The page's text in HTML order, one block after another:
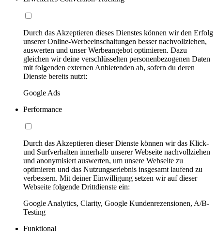
Durch das Akzeptieren dieses Dienstes können wir den Erfolg
unserer Online-Werbeeinschaltungen besser nachvollziehen,
auswerten und unser Werbeangebot optimieren. Dazu
gleichen wir deine verschlüsselten personenbezogenen Daten
mit folgenden externen Anbietenden ab, sofern du deren
Dienste bereits nutzt:
Google Ads
Performance
Durch das Akzeptieren dieser Dienste können wir das Klick-
und Surfverhalten innerhalb unserer Webseite nachvollziehen
und anonymisiert auswerten, um unsere Webseite zu
optimieren und das Nutzungserlebnis insgesamt laufend zu
verbessern. Mit deiner Einwilligung setzen wir auf dieser
Webseite folgende Drittdienste ein:
Google Analytics, Clarity, Google Kundenrezensionen, A/B-
Testing
Funktional